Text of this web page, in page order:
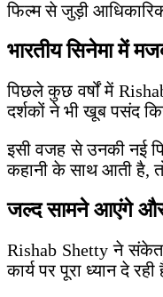
फिल्म से जुड़ी
भारतीय सिनेमा में
पिछले कुछ वर्षों में
दर्शकों ने भी खूब पसंद
इसी वजह से उनकी नई
कहानी के साथ आती है,
जल्द सामने आएंगे
Rishab Shetty ने संकेत
कार्य पर पूरा ध्यान दे